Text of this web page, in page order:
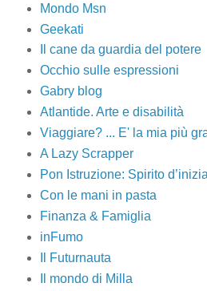
Mondo Msn
Geekati
Il cane da guardia del potere
Occhio sulle espressioni
Gabry blog
Atlantide. Arte e disabilità
Viaggiare? ... E' la mia più
A Lazy Scrapper
Pon Istruzione: Spirito
Con le mani in pasta
Finanza & Famiglia
inFumo
Il Futurnauta
Il mondo di Milla